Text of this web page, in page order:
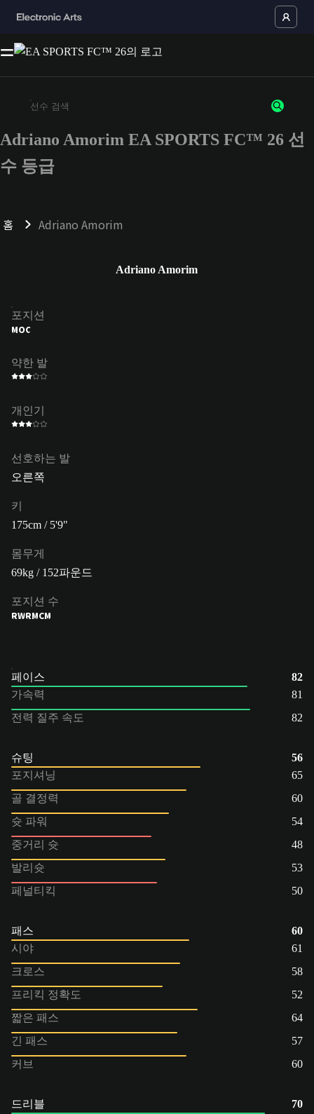
최소 3자 이상의 문자 또는 숫자를 입력하세요
Adriano Amorim EA SPORTS FC™ 26 선
수 등급
홈 Adriano Amorim
Adriano Amorim
포지션
MOC
약한 발
개인기
선호하는 발
오른쪽
키
175cm / 5'9"
몸무게
69kg / 152파운드
포지션 수
RWRMCM
페이스
82
가속력
81
전력 질주 속도
82
슈팅
56
포지셔닝
65
골 결정력
60
슛 파워
54
중거리 슛
48
발리슛
53
페널티킥
50
패스
60
시야
61
크로스
58
프리킥 정확도
52
짧은 패스
64
긴 패스
57
커브
60
드리블
70